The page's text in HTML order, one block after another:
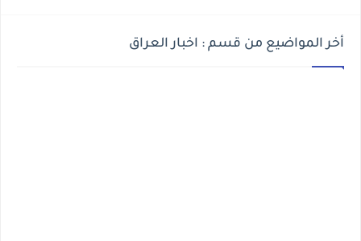
أخر المواضيع من قسم : اخبار العراق